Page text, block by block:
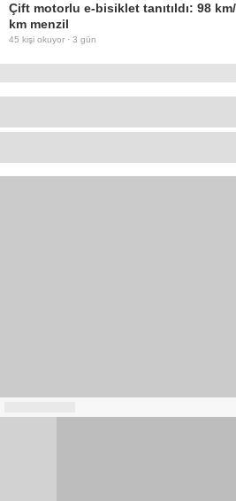
Çift motorlu e-bisiklet tanıtıldı: 98
km menzil
45 kişi okuyor · 3 gün